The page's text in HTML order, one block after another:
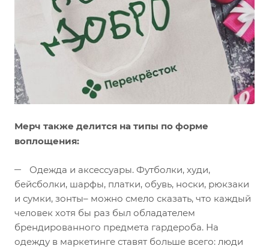
Мерч также делится на типы по форме
воплощения:
Одежда и аксессуары. Футболки, худи,
бейсболки, шарфы, платки, обувь, носки, рюкзаки
и сумки, зонты– можно смело сказать, что каждый
человек хотя бы раз был обладателем
брендированного предмета гардероба. На
одежду в маркетинге ставят больше всего: люди